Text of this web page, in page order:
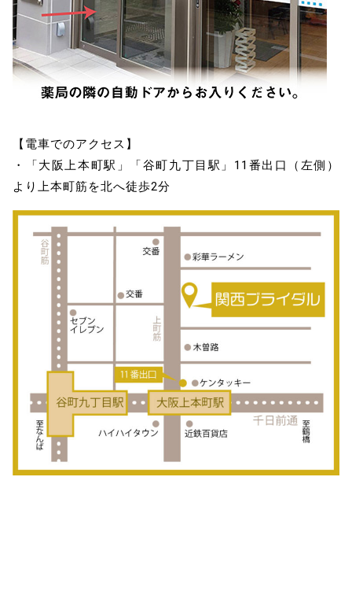
【電車でのアクセス】
・「大阪上本町駅」「谷町九丁目駅」11番出口（左側）
より上本町筋を北へ徒歩2分